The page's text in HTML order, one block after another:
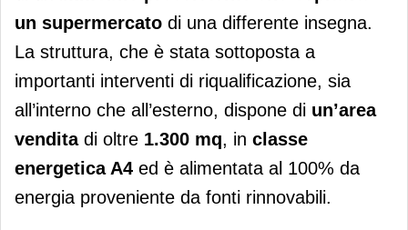
un supermercato di una differente insegna.
La struttura, che è stata sottoposta a
importanti interventi di riqualificazione, sia
all’interno che all’esterno, dispone di un’area
venditadi oltre 1.300 mq, in classe
energetica A4 ed è alimentata al 100% da
energia proveniente da fonti rinnovabili.